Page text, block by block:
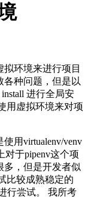
环境来进行项目
各种问题，但是以
进行全局安
用虚拟环境来对项
用virtualenv/venv
对于pipenv这个项
多，但是开发者似
比较成熟稳定的
行尝试。 我所考